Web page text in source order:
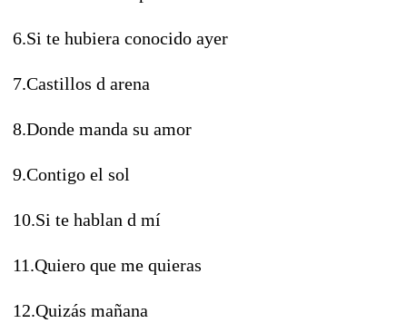
6.Si te hubiera conocido ayer
7.Castillos d arena
8.Donde manda su amor
9.Contigo el sol
10.Si te hablan d mí
11.Quiero que me quieras
12.Quizás mañana